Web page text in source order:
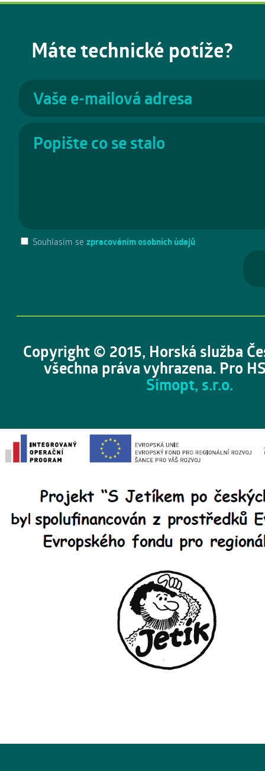
Máte technické potíže?
Souhlasím se zpracováním osobních údajů
Copyright © 2015, Horská služba
všechna práva vyhrazena. Pro
Simopt, s.r.o.